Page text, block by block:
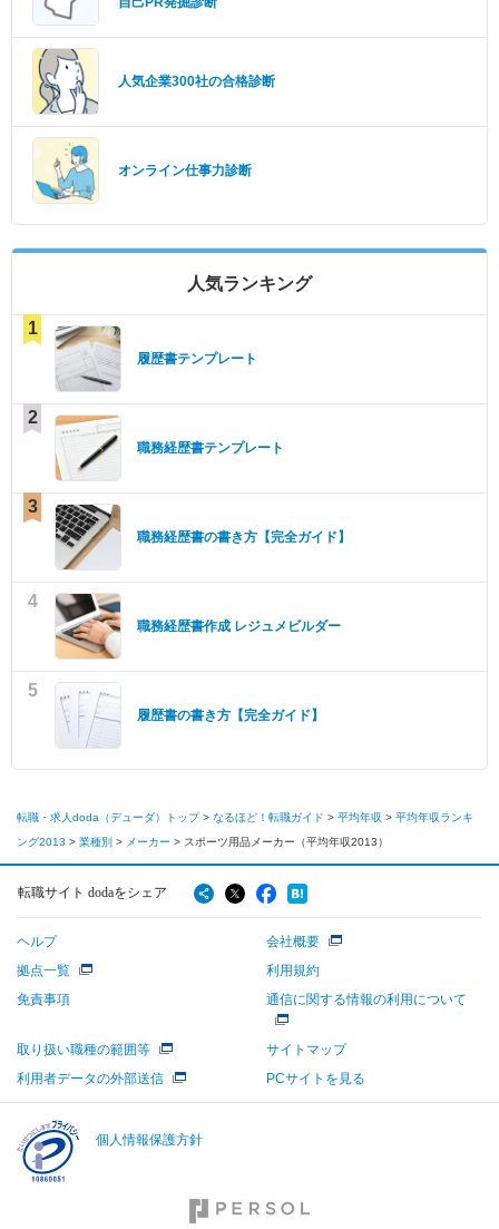
人気企業300社の合格診断
オンライン仕事力診断
人気ランキング
1
履歴書テンプレート
2
職務経歴書テンプレート
3
職務経歴書の書き方【完全ガイド】
4
職務経歴書作成 レジュメビルダー
5
履歴書の書き方【完全ガイド】
転職・求人doda（デューダ）トップ> なるほど！転職ガイド > 平均年収 > 平均年収ランキ
ング2013 > 業種別 > メーカー > スポーツ用品メーカー（平均年収2013）
転職サイト dodaをシェア
ヘルプ
会社概要
拠点一覧
利用規約
免責事項
通信に関する情報の利用について
取り扱い職種の範囲等
サイトマップ
利用者データの外部送信
PCサイトを見る
個人情報保護方針